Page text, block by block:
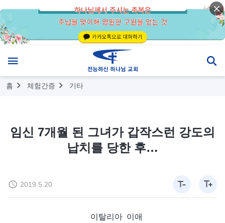
홈 체험간증 기타
임신 7개월 된 그녀가 갑작스런 강도의
납치를 당한 후…
2019.5.20
이탈리아 이애